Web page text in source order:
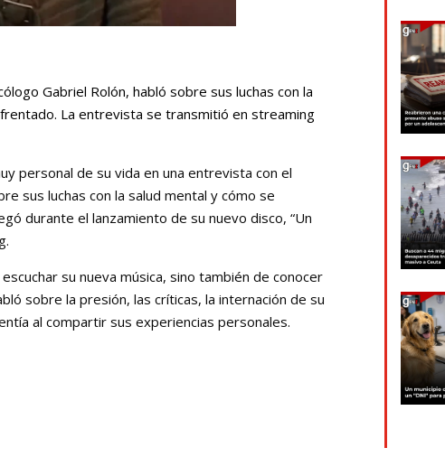
Gabriel Rolón, habló sobre sus luchas con la
La entrevista se transmitió en streaming
personal de su vida en una entrevista con el
sus luchas con la salud mental y cómo se
durante el lanzamiento de su nuevo disco, “Un
su nueva música, sino también de conocer
sobre la presión, las críticas, la internación de su
al compartir sus experiencias personales.